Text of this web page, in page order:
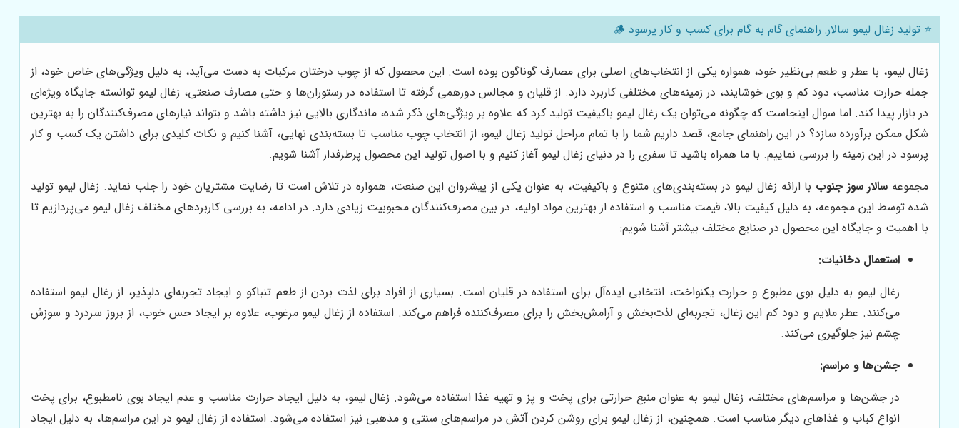
⭐️ تولید زغال لیمو سالار: راهنمای گام به گام برای کسب و کار پرسود 🪵
زغال لیمو، با عطر و طعم بی‌نظیر خود، همواره یکی از انتخاب‌های اصلی برای مصارف گوناگون بوده است. این محصول که از چوب درختان مرکبات به دست می‌آید، به دلیل ویژگی‌های خاص خود، از
جمله حرارت مناسب، دود کم و بوی خوشایند، در زمینه‌های مختلفی کاربرد دارد. از قلیان و مجالس دورهمی گرفته تا استفاده در رستوران‌ها و حتی مصارف صنعتی، زغال لیمو توانسته جایگاه ویژه‌ای
در بازار پیدا کند. اما سوال اینجاست که چگونه می‌توان یک زغال لیمو باکیفیت تولید کرد که علاوه بر ویژگی‌های ذکر شده، ماندگاری بالایی نیز داشته باشد و بتواند نیازهای مصرف‌کنندگان را به بهترین
شکل ممکن برآورده سازد؟ در این راهنمای جامع، قصد داریم شما را با تمام مراحل تولید زغال لیمو، از انتخاب چوب مناسب تا بسته‌بندی نهایی، آشنا کنیم و نکات کلیدی برای داشتن یک کسب و کار
پرسود در این زمینه را بررسی نماییم. با ما همراه باشید تا سفری را در دنیای زغال لیمو آغاز کنیم و با اصول تولید این محصول پرطرفدار آشنا شویم.
مجموعه سالار سوز جنوب با ارائه زغال لیمو در بسته‌بندی‌های متنوع و باکیفیت، به عنوان یکی از پیشروان این صنعت، همواره در تلاش است تا رضایت مشتریان خود را جلب نماید. زغال لیمو تولید
شده توسط این مجموعه، به دلیل کیفیت بالا، قیمت مناسب و استفاده از بهترین مواد اولیه، در بین مصرف‌کنندگان محبوبیت زیادی دارد. در ادامه، به بررسی کاربردهای مختلف زغال لیمو می‌پردازیم تا
با اهمیت و جایگاه این محصول در صنایع مختلف بیشتر آشنا شویم:
استعمال دخانیات:
زغال لیمو به دلیل بوی مطبوع و حرارت یکنواخت، انتخابی ایده‌آل برای استفاده در قلیان است. بسیاری از افراد برای لذت بردن از طعم تنباکو و ایجاد تجربه‌ای دلپذیر، از زغال لیمو استفاده
می‌کنند. عطر ملایم و دود کم این زغال، تجربه‌ای لذت‌بخش و آرامش‌بخش را برای مصرف‌کننده فراهم می‌کند. استفاده از زغال لیمو مرغوب، علاوه بر ایجاد حس خوب، از بروز سردرد و سوزش
چشم نیز جلوگیری می‌کند.
جشن‌ها و مراسم:
در جشن‌ها و مراسم‌های مختلف، زغال لیمو به عنوان منبع حرارتی برای پخت و پز و تهیه غذا استفاده می‌شود. زغال لیمو، به دلیل ایجاد حرارت مناسب و عدم ایجاد بوی نامطبوع، برای پخت
انواع کباب و غذاهای دیگر مناسب است. همچنین، از زغال لیمو برای روشن کردن آتش در مراسم‌های سنتی و مذهبی نیز استفاده می‌شود. استفاده از زغال لیمو در این مراسم‌ها، به دلیل ایجاد